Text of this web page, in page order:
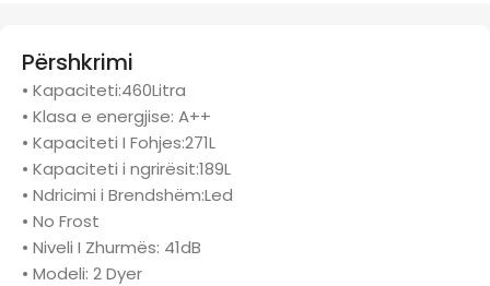
Përshkrimi
• Kapaciteti:460Litra
• Klasa e energjise: A++
• Kapaciteti I Fohjes:271L
• Kapaciteti i ngrirësit:189L
• Ndricimi i Brendshëm:Led
• No Frost
• Niveli I Zhurmës: 41dB
• Modeli: 2 Dyer